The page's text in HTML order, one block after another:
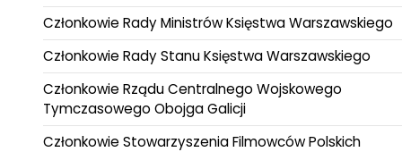
Członkowie Rady Ministrów Księstwa Warszawskiego
Członkowie Rady Stanu Księstwa Warszawskiego
Członkowie Rządu Centralnego Wojskowego
Tymczasowego Obojga Galicji
Członkowie Stowarzyszenia Filmowców Polskich